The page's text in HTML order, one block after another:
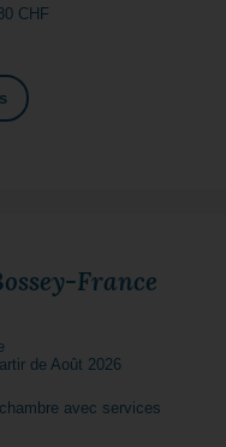
CHF
France
de Août 2026
avec services